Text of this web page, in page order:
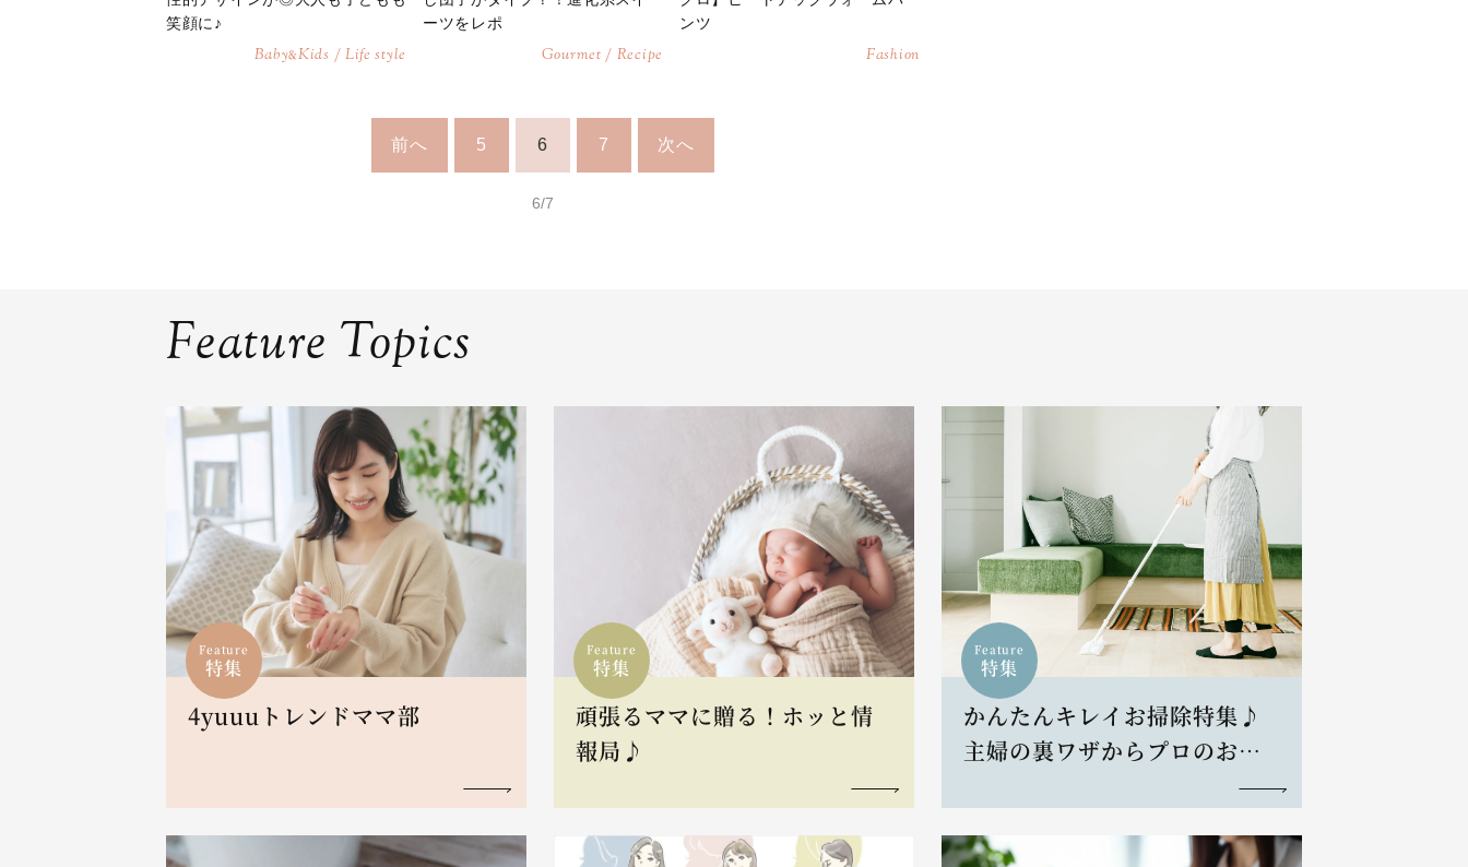
笑顔に♪
Baby&Kids / Life style
ーツをレポ
Gourmet / Recipe
ンツ
Fashion
前へ 5 6 7 次へ
6/7
Feature Topics
Feature
特集
4yuuuトレンドママ部
Feature
特集
頑張るママに贈る！ホッと情
報局♪
Feature
特集
かんたんキレイお掃除特集♪
主婦の裏ワザからプロのお掃